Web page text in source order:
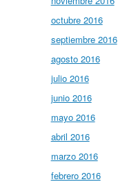
octubre 2016
septiembre 2016
agosto 2016
julio 2016
junio 2016
mayo 2016
abril 2016
marzo 2016
febrero 2016